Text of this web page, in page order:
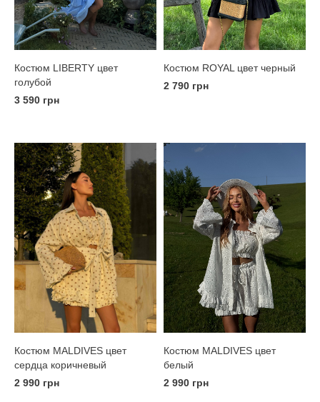
Костюм LIBERTY цвет
голубой
3 590 грн
Костюм ROYAL цвет черный
2 790 грн
Костюм MALDIVES цвет
сердца коричневый
2 990 грн
Костюм MALDIVES цвет
белый
2 990 грн